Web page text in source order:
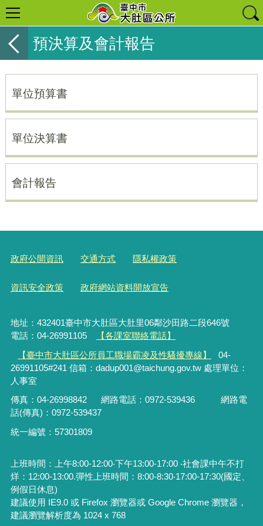
預決算及會計報告
單位預算書
單位決算書
會計報告
政府公開資訊 交通方式 隱私權政策
資訊安全政策 政府網站資料開放宣告
地址：432401臺中市大肚區大肚里06鄰沙田路二段646號
電話：04-26991105
【各課室聯絡電話】
【臺中市大肚區公所員工職場霸凌及性騷擾專線】
04-
26991105#241 信箱：dadup001@taichung.gov.tw 處理單位：
人事室
傳真：04-26998842 網路電話： 0972-539436 網路電
話(傳真)： 0972-539437
統一編號：57301809
上班時間：上午8:00-12:00‧下午13:00-17:00 ‧社會課中午不打
烊：12:00-13:00.彈性上班時間：8:00-8:30‧17:00-17:30(國定、
例假日休息)
建議使用 IE9.0 或 Firefox 瀏覽器或 Google Chrome 瀏覽器，
建議瀏覽解析度為 1024 x 768